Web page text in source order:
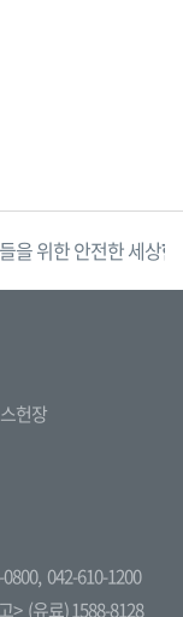
을 위한 안전한 세상
헌장
042-610-1200
> (유료) 1588-8128